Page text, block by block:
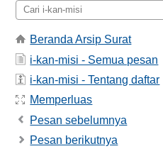
Beranda Arsip Surat
i-kan-misi - Semua pesan
i-kan-misi - Tentang daftar
Memperluas
Pesan sebelumnya
Pesan berikutnya